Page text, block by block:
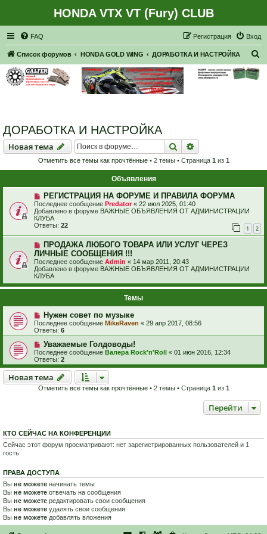
HONDA VTX VT (Fury) CLUB
FAQ Вход
Регистрация
Список форумов HONDA GOLD WING ДОРАБОТКА И НАСТРОЙКА
ДОРАБОТКА И НАСТРОЙКА
Новая тема
Новаятема Поиск
Отметить все темы как прочтённые• 2 темы • Страница 1 из 1
Объявления
РЕГИСТРАЦИЯ НА ФОРУМЕ И ПРАВИЛА ФОРУМА
Последнее сообщение Predator« 22 июл 2025, 01:40
Добавлено в форуме ВАЖНЫЕ ОБЪЯВЛЕНИЯ ОТ АДМИНИСТРАЦИИ
КЛУБА
Ответы: 22 1 2
ПРОДАЖА ЛЮБОГО ТОВАРА ИЛИ УСЛУГ ЧЕРЕЗ
ЛИЧНЫЕ СООБЩЕНИЯ !!!
Последнее сообщение Admin « 14 мар 2011, 20:43
Добавлено в форуме ВАЖНЫЕ ОБЪЯВЛЕНИЯ ОТ АДМИНИСТРАЦИИ
КЛУБА
Темы
Нужен совет по музыке
Последнее сообщение MikeRaven « 29 апр 2017, 08:56
Ответы: 6
Уважаемые Голдоводы!
Последнее сообщение Валера Rock'n'Roll « 01 июн 2016, 12:34
Ответы: 2
Новая тема
Новаятема
Отметить все темы как прочтённые• 2 темы • Страница 1из 1
Перейти
КТО СЕЙЧАС НА КОНФЕРЕНЦИИ
Сейчас этот форум просматривают: нет зарегистрированных пользователей и 1
гость
ПРАВА ДОСТУПА
Вы не можете начинать темы
Вы не можете отвечать на сообщения
Вы не можете редактировать свои сообщения
Вы не можете удалять свои сообщения
Вы не можете добавлять вложения